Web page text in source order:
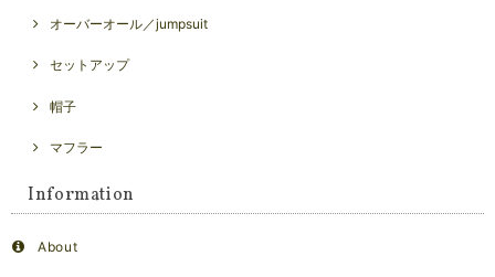
オーバーオール／jumpsuit
セットアップ
帽子
マフラー
Information
About